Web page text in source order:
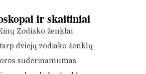
ir skaitiniai
Zodiako ženklai
dviejų zodiako ženklų
suderinamumas